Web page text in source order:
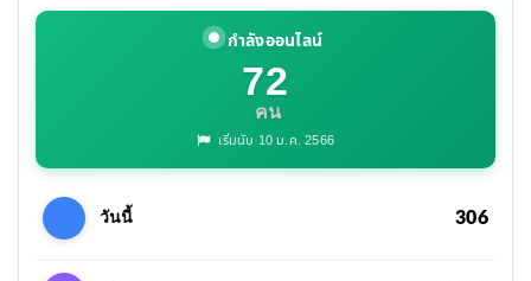
กำลังออนไลน์
72
คน
เริ่มนับ 10 ม.ค. 2566
วันนี้ 306